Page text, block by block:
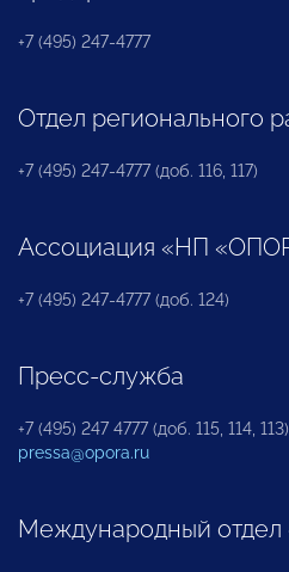
+7 (495) 247-4777
Отдел регионального
+7 (495) 247-4777 (доб. 116, 117)
Ассоциация «НП
+7 (495) 247-4777 (доб. 124)
Пресс-служба
+7 (495) 247 4777 (доб. 115, 114, 113)
pressa@opora.ru
Международный